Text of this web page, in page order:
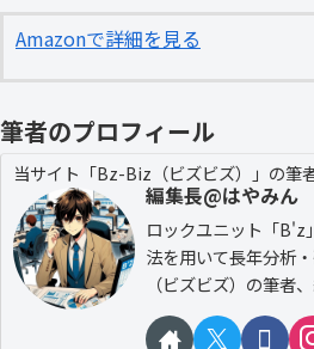
Amazonで詳細を見る
筆者のプロフィール
当サイト「Bz-Biz（ビズビズ）」の筆
編集長@はやみん
ロックユニット「B'z
法を用いて長年分析
（ビズビズ）の筆者